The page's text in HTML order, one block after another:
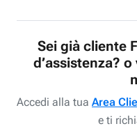
Sei già cliente
d’assistenza?
Accedi alla tua Area
e ti